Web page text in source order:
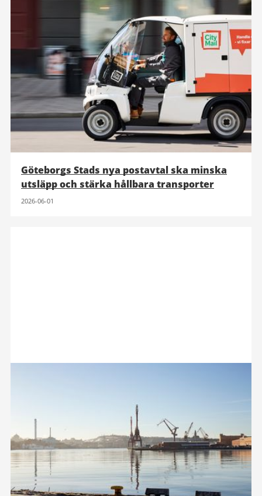
Göteborgs Stads nya postavtal ska minska
utsläpp och stärka hållbara transporter
2026-06-01